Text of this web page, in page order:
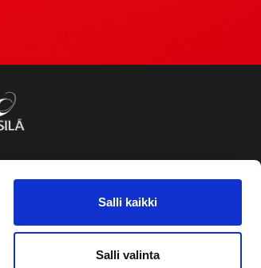
Salli kaikki
Salli valinta